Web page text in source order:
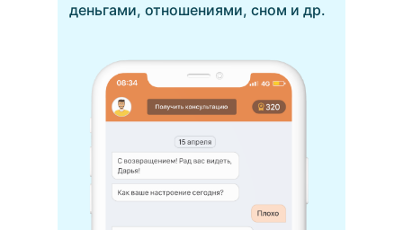
деньгами, отношениями, сном и др.